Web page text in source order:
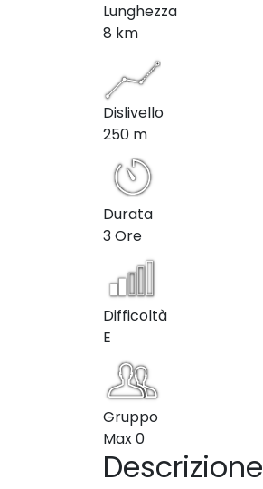
Lunghezza
8 km
Dislivello
250 m
Durata
3 Ore
Difficoltà
E
Gruppo
Max0
Descrizione